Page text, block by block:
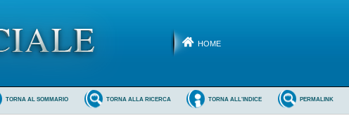
HOME
PERMALINK
TORNA ALL'INDICE
TORNA ALLA RICERCA
TORNA AL SOMMARIO